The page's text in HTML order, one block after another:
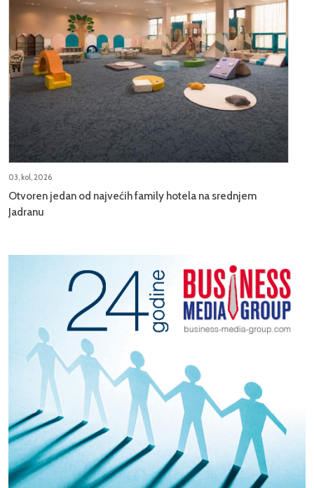
03, kol, 2026
Otvoren jedan od najvećih family hotela na srednjem
Jadranu